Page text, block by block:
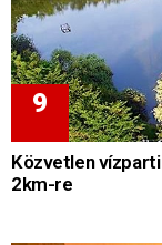
Közvetlen
2km-re